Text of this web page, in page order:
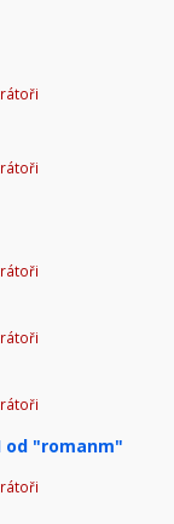
od "romanm"